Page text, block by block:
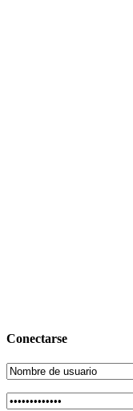
Conectarse